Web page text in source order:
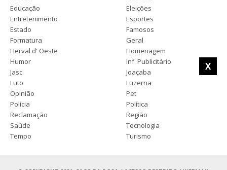
X
Educação
Eleições
Entretenimento
Esportes
Estado
Famosos
Formatura
Geral
Herval d' Oeste
Homenagem
Humor
Inf. Publicitário
Jasc
Joaçaba
Luto
Luzerna
Opinião
Pet
Polícia
Política
Reclamação
Região
Saúde
Tecnologia
Tempo
Turismo